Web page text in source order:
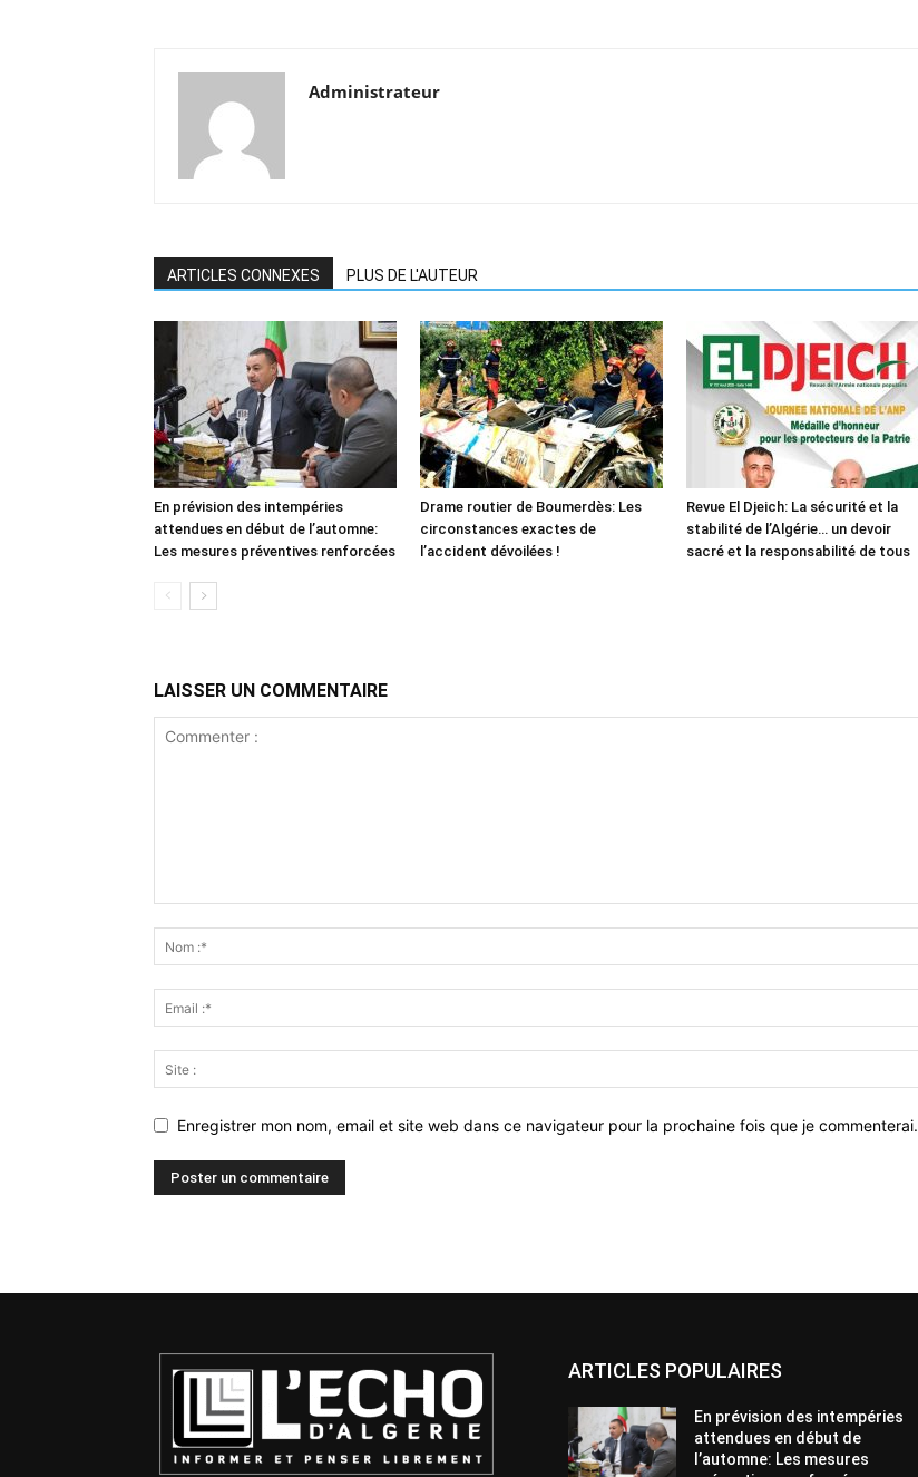
Administrateur
ARTICLES CONNEXES PLUS DE L'AUTEUR
En prévision des intempéries
attendues en début de l’automne:
Les mesures préventives renforcées
Drame routier de Boumerdès: Les
circonstances exactes de
l’accident dévoilées !
Revue El Djeich: La sécurité et la
stabilité de l’Algérie… un devoir
sacré et la responsabilité de tous
LAISSER UN COMMENTAIRE
Enregistrer mon nom, email et site web dans ce navigateur pour la prochaine fois que je commenterai.
ARTICLES POPULAIRES
En prévision des intempéries
attendues en début de
l’automne: Les mesures